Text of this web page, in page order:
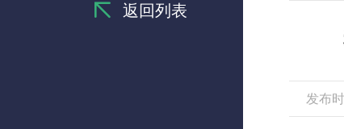
返回列表
发布